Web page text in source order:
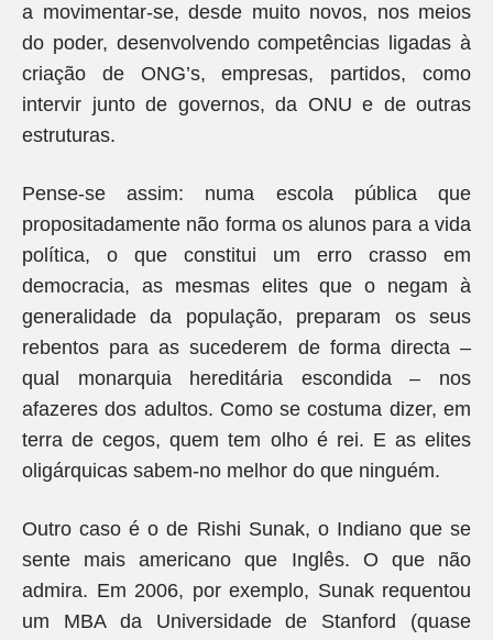
a movimentar-se, desde muito novos, nos meios
do poder, desenvolvendo competências ligadas à
criação de ONG’s, empresas, partidos, como
intervir junto de governos, da ONU e de outras
estruturas.
Pense-se assim: numa escola pública que
propositadamente não forma os alunos para a vida
política, o que constitui um erro crasso em
democracia, as mesmas elites que o negam à
generalidade da população, preparam os seus
rebentos para as sucederem de forma directa –
qual monarquia hereditária escondida – nos
afazeres dos adultos. Como se costuma dizer, em
terra de cegos, quem tem olho é rei. E as elites
oligárquicas sabem-no melhor do que ninguém.
Outro caso é o de Rishi Sunak, o Indiano que se
sente mais americano que Inglês. O que não
admira. Em 2006, por exemplo, Sunak requentou
um MBA da Universidade de Stanford (quase